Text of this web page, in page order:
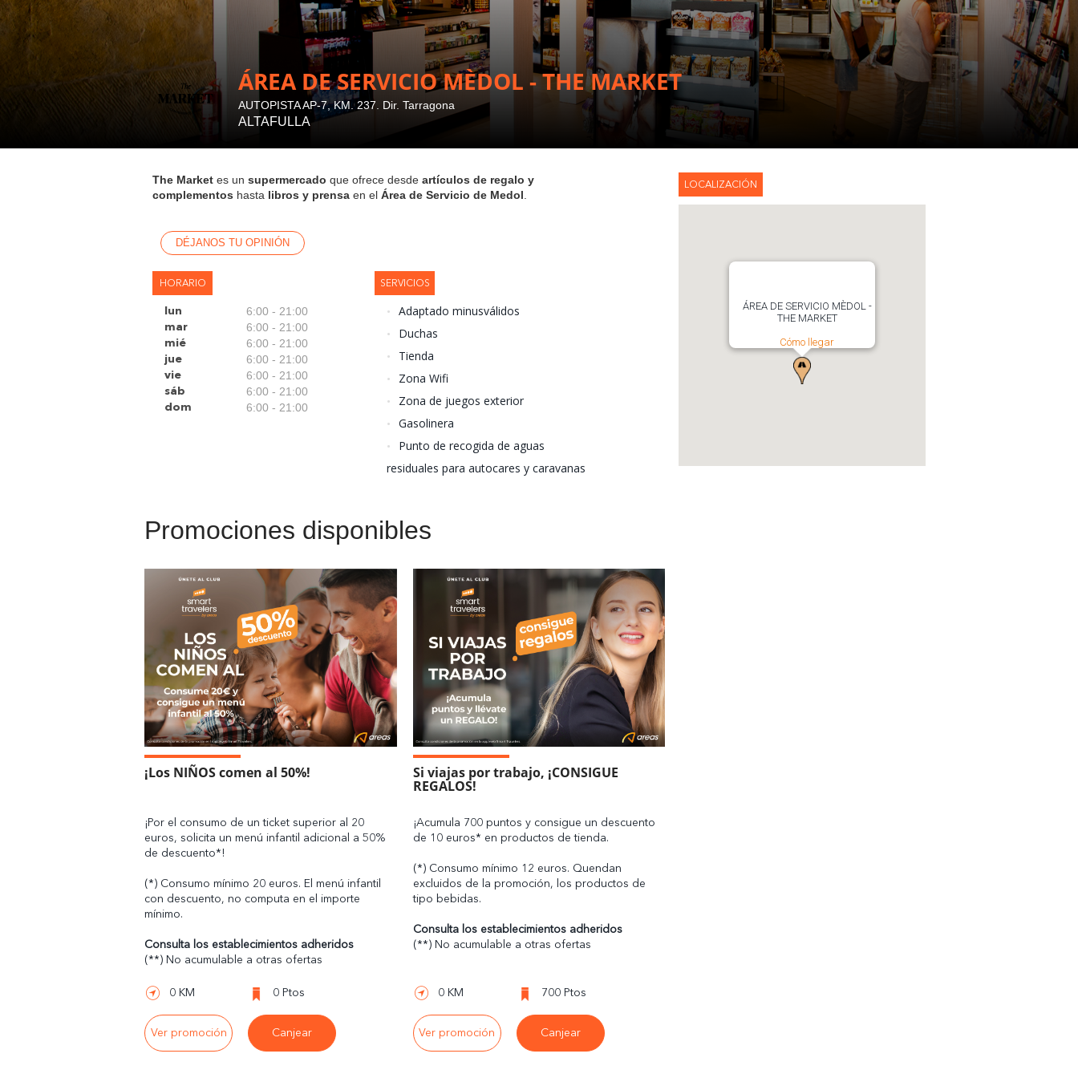
ÁREA DE SERVICIO MÈDOL - THE MARKET
AUTOPISTA AP-7, KM. 237. Dir. Tarragona
ALTAFULLA
The Market es un supermercado que ofrece desde artículos de regalo y
complementos hasta libros y prensa en el Área de Servicio de Medol
DÉJANOS TU OPINIÓN
HORARIO
lun
mar
mié
jue
vie
sáb
dom
6:00 - 21:00
6:00 - 21:00
6:00 - 21:00
6:00 - 21:00
6:00 - 21:00
6:00 - 21:00
6:00 - 21:00
SERVICIOS
Adaptado minusválidos
Duchas
Tienda
Zona Wifi
Zona de juegos exterior
Gasolinera
Punto de recogida de aguas
residuales para autocares y caravanas
LOCALIZACIÓN
ÁREA DE SERVICIO MÈDOL -
THE MARKET
Cómo llegar
Promociones disponibles
¡Los NIÑOS comen al 50%!
¡Por el consumo de un ticket superior al 20
euros, solicita un menú infantil adicional a 50%
de descuento*!
(*) Consumo mínimo 20 euros. El menú infantil
con descuento, no computa en el importe
mínimo.
Consulta los establecimientos adheridos
(**) No acumulable a otras ofertas
0 KM 0 Ptos
Ver promoción Canjear
Si viajas por trabajo, ¡CONSIGUE
REGALOS!
¡Acumula 700 puntos y consigue un descuento
de 10 euros* en productos de tienda.
(*) Consumo mínimo 12 euros. Quendan
excluidos de la promoción, los productos de
tipo bebidas.
Consulta los establecimientos adheridos
(**) No acumulable a otras ofertas
0 KM 700 Ptos
Ver promoción Canjear